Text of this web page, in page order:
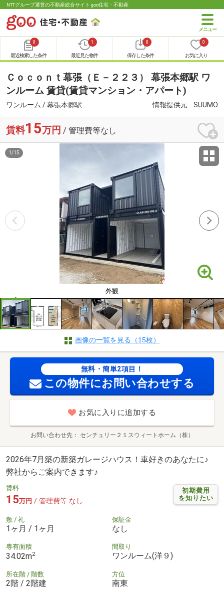
NTTグループ運営の不動産総合サイト goo住宅・不動産
0
最近検索した条件
1
最近見た物件
0
保存した条件
0
お気に入り
Ｃｏｃｏｎｔ幕張（Ｅ－２２３） 幕張本郷駅 ワ
ンルーム 賃貸(賃貸マンション・アパート)
ワンルーム / 幕張本郷駅 情報提供元 SUUMO
賃料15万円 / 管理費等なし
外観
1 /15
画像の一覧を見る（15枚）
無料・簡単2項目！
この物件にお問い合わせする
お気に入りに追加する
お問い合わせ先 センチュリー２１スウィートホーム（株）
2026年7月築の新築ガレージハウス！車好きのあなたに♪
弊社からご案内できます♪
初期費用
を知りたい
賃料
15万円 / 管理費等 なし
敷 / 礼
1ヶ月 / 1ヶ月
保証金
なし
専有面積
34.02m2
間取り
ワンルーム(洋９)
所在階 / 階数
2階 / 2階建
方位
南東